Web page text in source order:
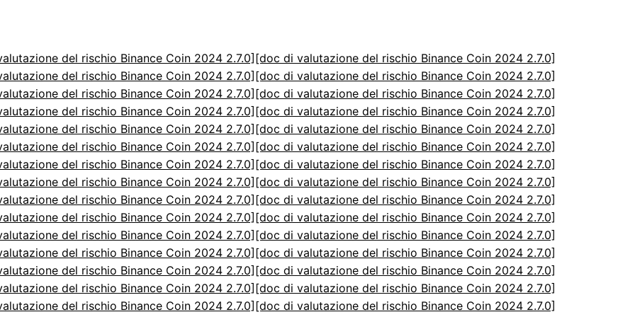
del rischio Binance Coin 2024 2.7.0] [doc di valutazione del rischio Binance Coin 2024 2.7.0]
del rischio Binance Coin 2024 2.7.0] [doc di valutazione del rischio Binance Coin 2024 2.7.0]
del rischio Binance Coin 2024 2.7.0] [doc di valutazione del rischio Binance Coin 2024 2.7.0]
del rischio Binance Coin 2024 2.7.0] [doc di valutazione del rischio Binance Coin 2024 2.7.0]
del rischio Binance Coin 2024 2.7.0] [doc di valutazione del rischio Binance Coin 2024 2.7.0]
del rischio Binance Coin 2024 2.7.0] [doc di valutazione del rischio Binance Coin 2024 2.7.0]
del rischio Binance Coin 2024 2.7.0] [doc di valutazione del rischio Binance Coin 2024 2.7.0]
del rischio Binance Coin 2024 2.7.0] [doc di valutazione del rischio Binance Coin 2024 2.7.0]
del rischio Binance Coin 2024 2.7.0] [doc di valutazione del rischio Binance Coin 2024 2.7.0]
del rischio Binance Coin 2024 2.7.0] [doc di valutazione del rischio Binance Coin 2024 2.7.0]
del rischio Binance Coin 2024 2.7.0] [doc di valutazione del rischio Binance Coin 2024 2.7.0]
del rischio Binance Coin 2024 2.7.0] [doc di valutazione del rischio Binance Coin 2024 2.7.0]
del rischio Binance Coin 2024 2.7.0] [doc di valutazione del rischio Binance Coin 2024 2.7.0]
del rischio Binance Coin 2024 2.7.0] [doc di valutazione del rischio Binance Coin 2024 2.7.0]
del rischio Binance Coin 2024 2.7.0] [doc di valutazione del rischio Binance Coin 2024 2.7.0]